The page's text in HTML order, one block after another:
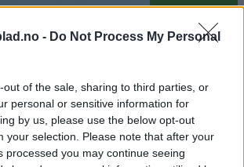
- Do Not Process My Personal
out of the sale, sharing to third parties, or
personal or sensitive information for
by us, please use the below opt-out
your selection. Please note that after your
processed you may continue seeing